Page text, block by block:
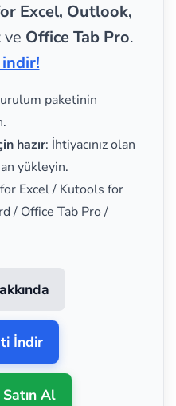
Excel, Outlook,
ve Office Tab Pro.
paketinin
hazır: İhtiyacınız olan
yükleyin.
Excel / Kutools for
/ Office Tab Pro /
İndir
Al